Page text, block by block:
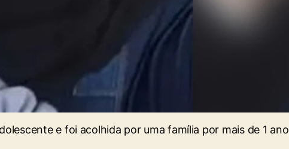
e foi acolhida por uma família por mais de 1 ano